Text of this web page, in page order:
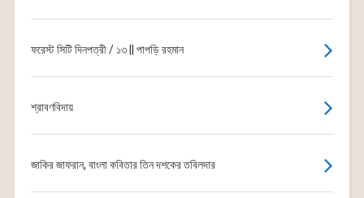
ফরেস্ট সিটি দিনপত্রী / ১৩ || পাপড়ি রহমান
শ্রাবণবিদায়
জাকির জাফরান, বাংলা কবিতার তিন দশকের তবিলদার